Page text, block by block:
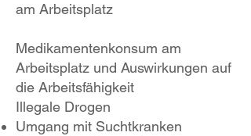
am Arbeitsplatz
Medikamentenkonsum am
Arbeitsplatz und Auswirkungen auf
die Arbeitsfähigkeit
Illegale Drogen
Umgang mit Suchtkranken